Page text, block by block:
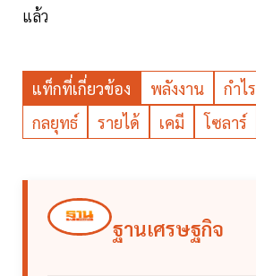
แล้ว
แท็กที่เกี่ยวข้อง พลังงาน กำไร
กลยุทธ์
รายได้ เคมี โซลาร์
ฐานเศรษฐกิจ